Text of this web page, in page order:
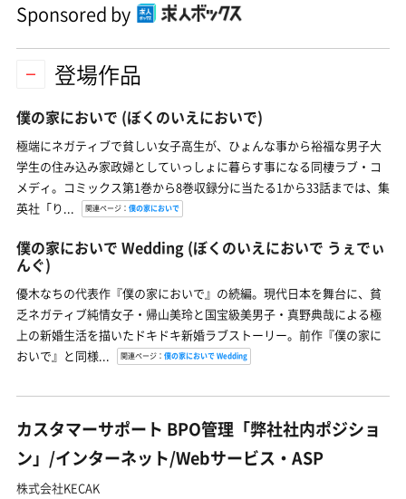
Sponsored by
登場作品
僕の家においで (ぼくのいえにおいで)
極端にネガティブで貧しい女子高生が、ひょんな事から裕福な男子大
学生の住み込み家政婦としていっしょに暮らす事になる同棲ラブ・コ
メディ。コミックス第1巻から8巻収録分に当たる1から33話までは、集
英社「り...
関連ページ： 僕の家においで
僕の家においで Wedding (ぼくのいえにおいで うぇでぃ
んぐ)
優木なちの代表作『僕の家においで』の続編。現代日本を舞台に、貧
乏ネガティブ純情女子・帰山美玲と国宝級美男子・真野典哉による極
上の新婚生活を描いたドキドキ新婚ラブストーリー。前作『僕の家に
おいで』と同様...
関連ページ： 僕の家においで Wedding
カスタマーサポート BPO管理「弊社社内ポジショ
ン」/インターネット/Webサービス・ASP
株式会社KECAK